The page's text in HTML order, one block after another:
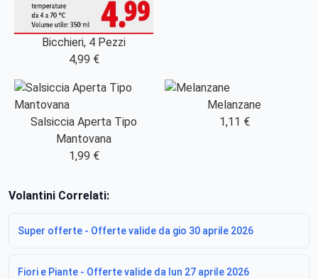
Bicchieri, 4 Pezzi
4,99 €
Salsiccia Aperta Tipo
Mantovana
1,99 €
Melanzane
1,11 €
Volantini Correlati:
Super offerte - Offerte valide da gio 30 aprile 2026
Fiori e Piante - Offerte valide da lun 27 aprile 2026